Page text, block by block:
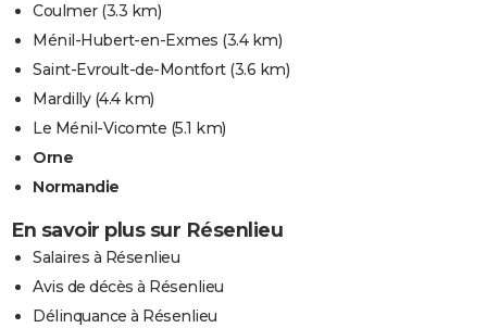
Coulmer(3.3 km)
Ménil-Hubert-en-Exmes (3.4 km)
Saint-Evroult-de-Montfort(3.6 km)
Mardilly(4.4 km)
Le Ménil-Vicomte (5.1 km)
Orne
Normandie
En savoir plus sur Résenlieu
Salaires à Résenlieu
Avis de décès à Résenlieu
Délinquance à Résenlieu